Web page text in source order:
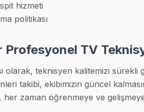
müdahale işlemlerimizin tümü
bedava müdahale
imzalı garanti formu
kapsamında tüm haklarınız saklı
sorun çıkarsa: tekrar
hizmeti
politikası
Profesyonel TV
olarak, teknisyen kalitemizi sürekli
takibi, ekibimizin güncel
zaman öğrenmeye ve gelişmeye